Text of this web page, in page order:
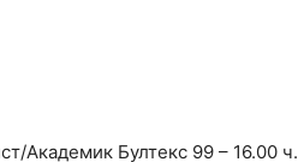
Академик Бултекс 99 – 16.00 ч.